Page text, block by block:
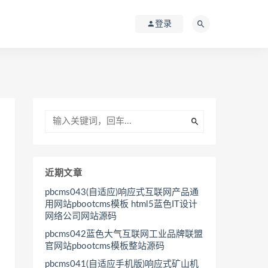
登录
近期文章
pbcms043(自适应)响应式互联网产品通
用网站pbootcms模板 html5蓝色IT设计
网络公司网站源码
pbcms042蓝色大气互联网工业品牌联盟
官网站pbootcms模板整站源码
pbcms041(自适应手机版)响应式矿山机